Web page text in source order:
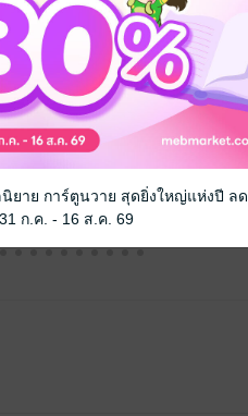
นิยาย การ์ตูนวาย สุดยิ่งใหญ่แห่งปี ลด
ก.ค. - 16 ส.ค. 69